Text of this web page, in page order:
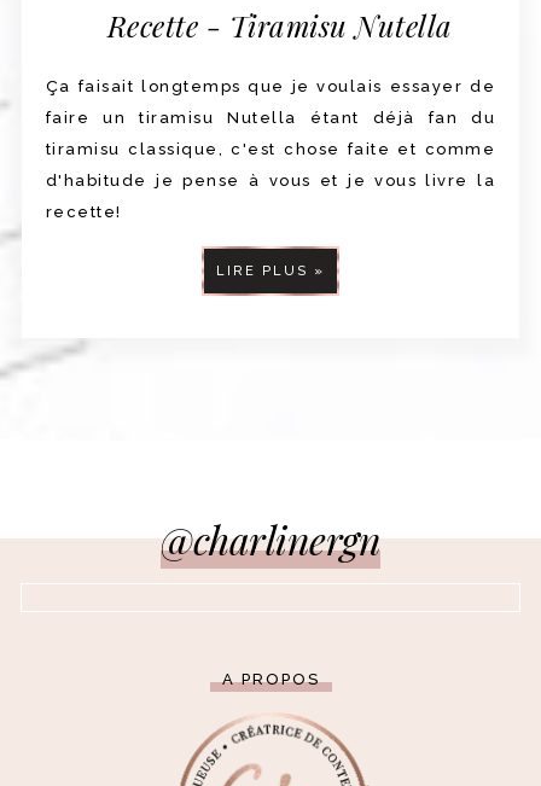
Recette - Tiramisu Nutella
Ça faisait longtemps que je voulais essayer de
faire un tiramisu Nutella étant déjà fan du
tiramisu classique, c'est chose faite et comme
d'habitude je pense à vous et je vous livre la
recette!
LIRE PLUS »
@charlinergn
A PROPOS